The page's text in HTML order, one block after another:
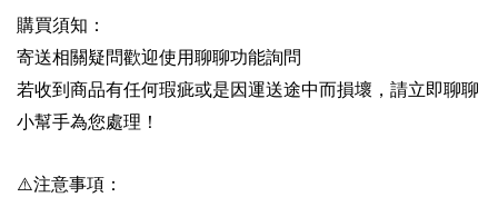
購買須知：
寄送相關疑問歡迎使用聊聊功能詢問
若收到商品有任何瑕疵或是因運送途中而損壞，請立即聊聊
小幫手為您處理！
⚠️注意事項：